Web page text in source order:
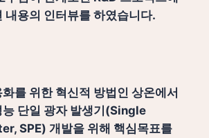
내용의 인터뷰를 하였습니다.
를 위한 혁신적 방법인 상온에서
능 단일 광자 발생기(Single
SPE) 개발을 위해 핵심목표를